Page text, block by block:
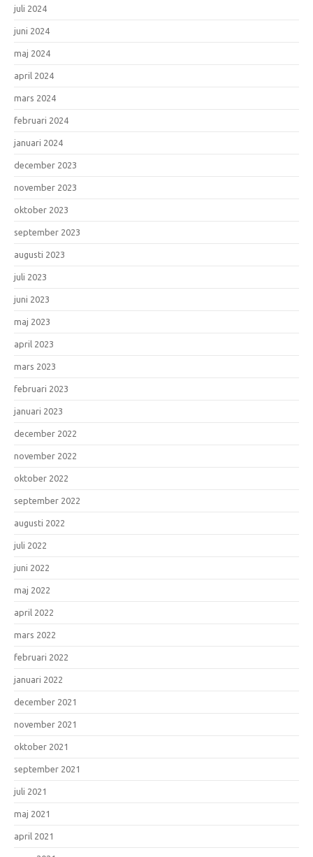
juli 2024
juni 2024
maj 2024
april 2024
mars 2024
februari 2024
januari 2024
december 2023
november 2023
oktober 2023
september 2023
augusti 2023
juli 2023
juni 2023
maj 2023
april 2023
mars 2023
februari 2023
januari 2023
december 2022
november 2022
oktober 2022
september 2022
augusti 2022
juli 2022
juni 2022
maj 2022
april 2022
mars 2022
februari 2022
januari 2022
december 2021
november 2021
oktober 2021
september 2021
juli 2021
maj 2021
april 2021